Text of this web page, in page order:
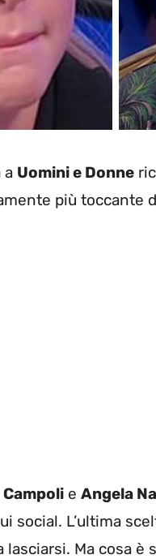
a Uomini e Donne
più toccante
e Angela
social. L’ultima
Ma cosa è